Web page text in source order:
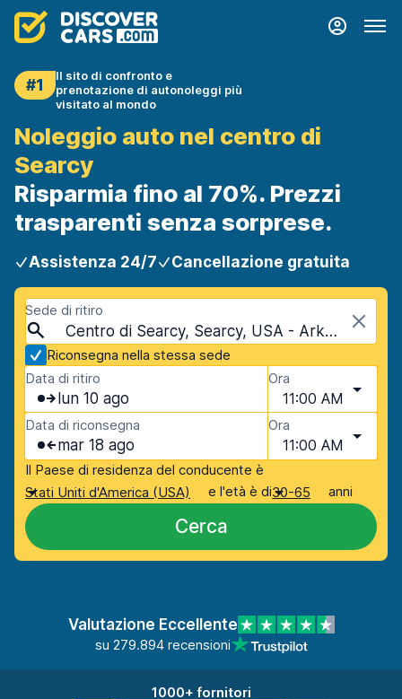
#1
Il sito di confronto e
prenotazione di autonoleggi più
visitato al mondo
Noleggio auto nel centro di
Searcy
Risparmia fino al 70%. Prezzi
trasparenti senza sorprese.
Assistenza 24/7 Cancellazione gratuita
Sede di ritiro
Centro di Searcy, Searcy, USA - Arkansas
Riconsegna nella stessa sede
Data di ritiro
lun 10 ago
Ora
11:00 AM
Data di riconsegna
mar 18 ago
Ora
11:00 AM
Il Paese di residenza del conducente è
Stati Uniti d'America (USA)
e l'età è di30-65 anni
Cerca
Valutazione Eccellente
su 279.894 recensioni
1000+ fornitori